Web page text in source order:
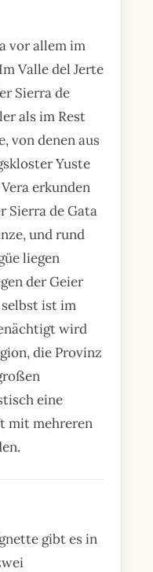
vor allem im
Valle del Jerte
Sierra de
als im Rest
von denen aus
Yuste
erkunden
Sierra de Gata
und rund
liegen
der Geier
ist im
wird
die Provinz
eine
mit mehreren
gibt es in